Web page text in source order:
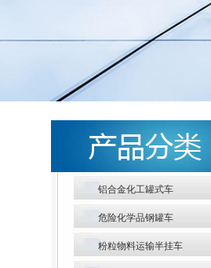
铝合金化工罐式车
危险化学品钢罐车
粉粒物料运输半挂车